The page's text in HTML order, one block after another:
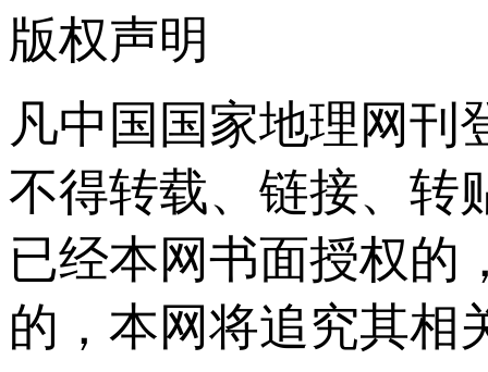
版权声明
凡中国国家地理网刊
不得转载、链接、转
已经本网书面授权的
的，本网将追究其相